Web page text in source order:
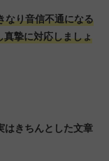
なり音信不通になる
真摯に対応しましょ
はきちんとした文章